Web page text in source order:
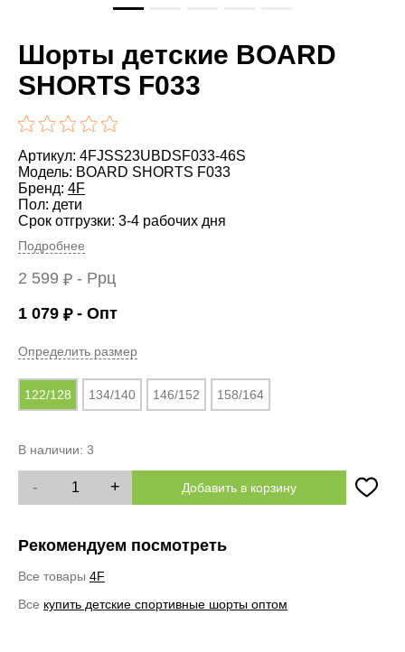
Шорты детские BOARD
SHORTS F033
Артикул: 4FJSS23UBDSF033-46S
Модель: BOARD SHORTS F033
Бренд: 4F
Пол: дети
Срок отгрузки: 3-4 рабочих дня
Подробнее
2 599 ₽ - Ррц
1 079 ₽- Опт
Определить размер
122/128 134/140 146/152 158/164
В наличии: 3
- + Добавить в корзину
Рекомендуем посмотреть
Все товары 4F
Все купить детские спортивные шорты оптом